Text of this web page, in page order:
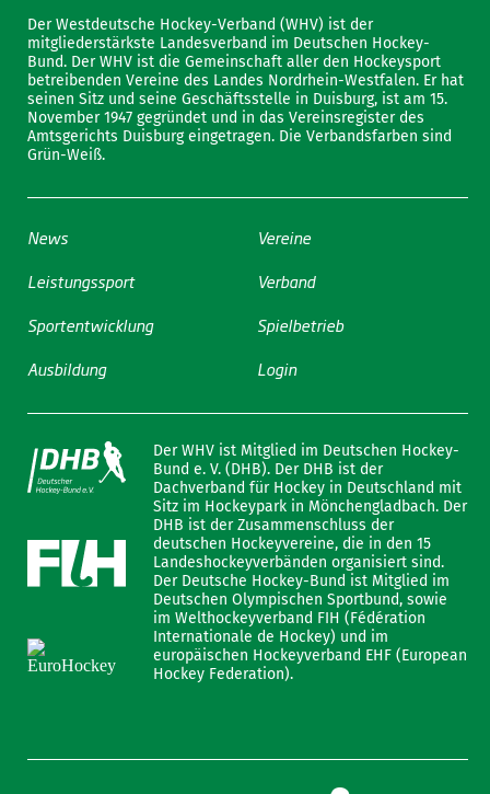
Der Westdeutsche Hockey-Verband (WHV) ist der
mitgliederstärkste Landesverband im Deutschen Hockey-
Bund. Der WHV ist die Gemeinschaft aller den Hockeysport
betreibenden Vereine des Landes Nordrhein-Westfalen. Er hat
seinen Sitz und seine Geschäftsstelle in Duisburg, ist am 15.
November 1947 gegründet und in das Vereinsregister des
Amtsgerichts Duisburg eingetragen. Die Verbandsfarben sind
Grün-Weiß.
News
Leistungssport
Sportentwicklung
Ausbildung
Vereine
Verband
Spielbetrieb
Login
Der WHV ist Mitglied im Deutschen Hockey-
Bund e. V. (DHB). Der DHB ist der
Dachverband für Hockey in Deutschland mit
Sitz im Hockeypark in Mönchengladbach. Der
DHB ist der Zusammenschluss der
deutschen Hockeyvereine, die in den 15
Landeshockeyverbänden organisiert sind.
Der Deutsche Hockey-Bund ist Mitglied im
Deutschen Olympischen Sportbund, sowie
im Welthockeyverband FIH (Fédération
Internationale de Hockey) und im
europäischen Hockeyverband EHF (European
Hockey Federation).